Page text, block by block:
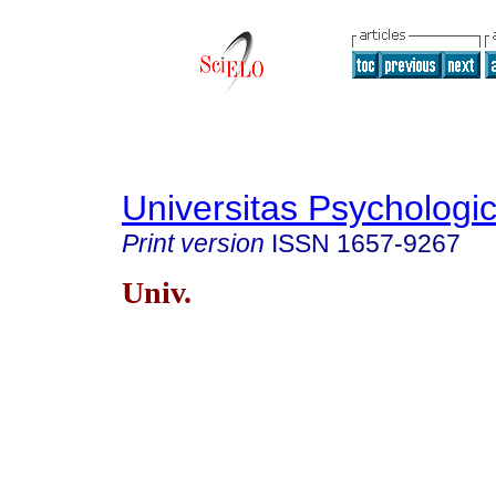
Universitas
Print version ISSN 1657-9267
Univ.